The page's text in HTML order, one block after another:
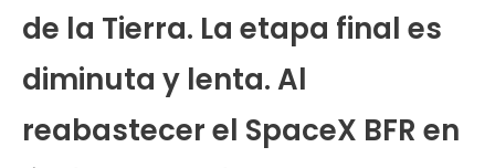
de la Tierra. La etapa final es
diminuta y lenta. Al
reabastecer el SpaceX BFR en